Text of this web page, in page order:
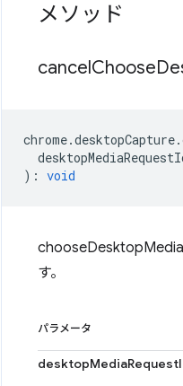
メソッド
cancelChoose
chrome.desktopCapture.
) : void
す。
パラメータ